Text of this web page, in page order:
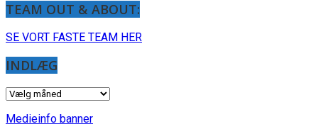
TEAM OUT & ABOUT:
SE VORT FASTE TEAM HER
INDLÆG
INDLÆG
Medieinfo banner